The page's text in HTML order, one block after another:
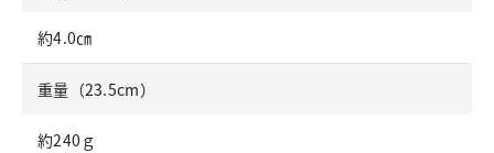
約4.0㎝
重量（23.5cm）
約240ｇ